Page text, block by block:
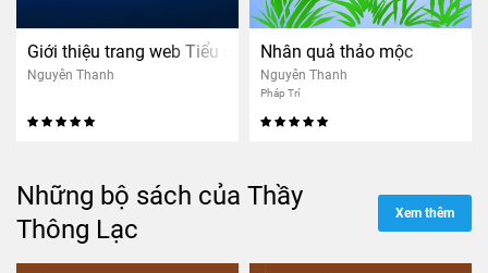
Giới thiệu trang web Tiểu sử Thầy Thông Lạc
Nguyên Thanh
Nhân quả thảo mộc
Nguyên Thanh
Pháp Trí
Những bộ sách của Thầy
Thông Lạc
Xem thêm